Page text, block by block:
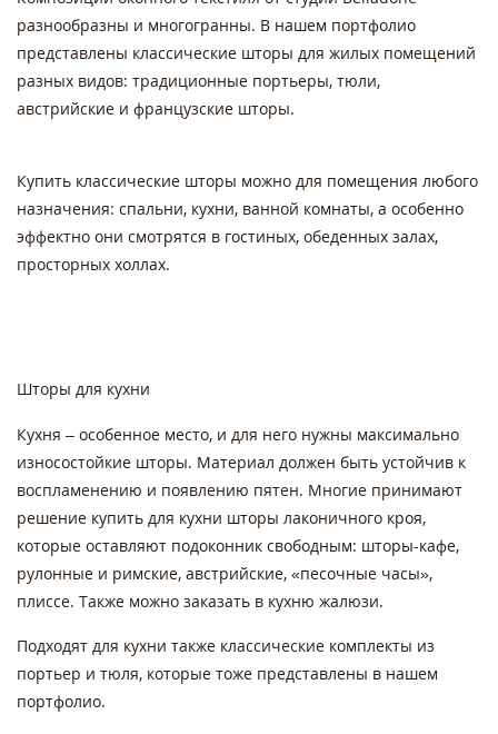
разнообразны и многогранны. В нашем портфолио
представлены классические шторы для жилых помещений
разных видов: традиционные портьеры, тюли,
австрийские и французские шторы.
Купить классические шторы можно для помещения любого
назначения: спальни, кухни, ванной комнаты, а особенно
эффектно они смотрятся в гостиных, обеденных залах,
просторных холлах.
Шторы для кухни
Кухня – особенное место, и для него нужны максимально
износостойкие шторы. Материал должен быть устойчив к
воспламенению и появлению пятен. Многие принимают
решение купить для кухни шторы лаконичного кроя,
которые оставляют подоконник свободным: шторы-кафе,
рулонные и римские, австрийские, «песочные часы»,
плиссе. Также можно заказать в кухню жалюзи.
Подходят для кухни также классические комплекты из
портьер и тюля, которые тоже представлены в нашем
портфолио.